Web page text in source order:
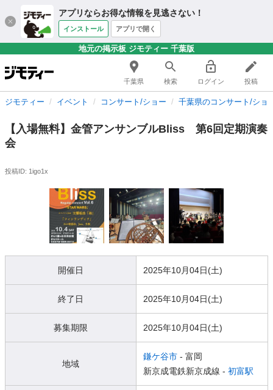
アプリならお得な情報を見逃さない！
インストール アプリで開く
地元の掲示板 ジモティー 千葉版
千葉県 検索 ログイン 投稿
ジモティー イベント コンサート/ショー 千葉県のコンサート/ショ
【入場無料】金管アンサンブルBliss 第6回定期演奏
会
投稿ID: 1igo1x
開催日 2025年10月04日(土)
終了日 2025年10月04日(土)
募集期限 2025年10月04日(土)
地域
鎌ケ谷市 - 富岡
新京成電鉄新京成線 - 初富駅